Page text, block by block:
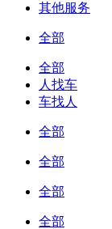
其他服务
全部
全部
人找车
车找人
全部
全部
全部
全部